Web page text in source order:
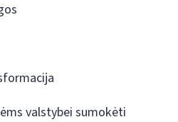
valstybei sumokėti